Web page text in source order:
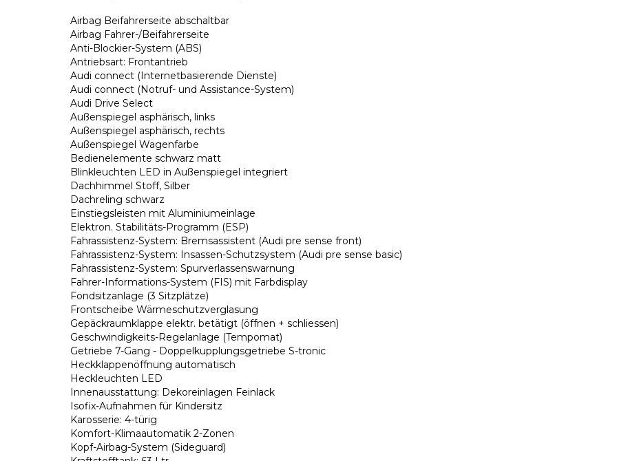
Airbag Beifahrerseite abschaltbar
Airbag Fahrer-/Beifahrerseite
Anti-Blockier-System (ABS)
Antriebsart: Frontantrieb
Audi connect (Internetbasierende Dienste)
Audi connect (Notruf- und Assistance-System)
Audi Drive Select
Außenspiegel asphärisch, links
Außenspiegel asphärisch, rechts
Außenspiegel Wagenfarbe
Bedienelemente schwarz matt
Blinkleuchten LED in Außenspiegel integriert
Dachhimmel Stoff, Silber
Dachreling schwarz
Einstiegsleisten mit Aluminiumeinlage
Elektron. Stabilitäts-Programm (ESP)
Fahrassistenz-System: Bremsassistent (Audi pre sense front)
Fahrassistenz-System: Insassen-Schutzsystem (Audi pre sense basic)
Fahrassistenz-System: Spurverlassenswarnung
Fahrer-Informations-System (FIS) mit Farbdisplay
Fondsitzanlage (3 Sitzplätze)
Frontscheibe Wärmeschutzverglasung
Gepäckraumklappe elektr. betätigt (öffnen + schliessen)
Geschwindigkeits-Regelanlage (Tempomat)
Getriebe 7-Gang - Doppelkupplungsgetriebe S-tronic
Heckklappenöffnung automatisch
Heckleuchten LED
Innenausstattung: Dekoreinlagen Feinlack
Isofix-Aufnahmen für Kindersitz
Karosserie: 4-türig
Komfort-Klimaautomatik 2-Zonen
Kopf-Airbag-System (Sideguard)